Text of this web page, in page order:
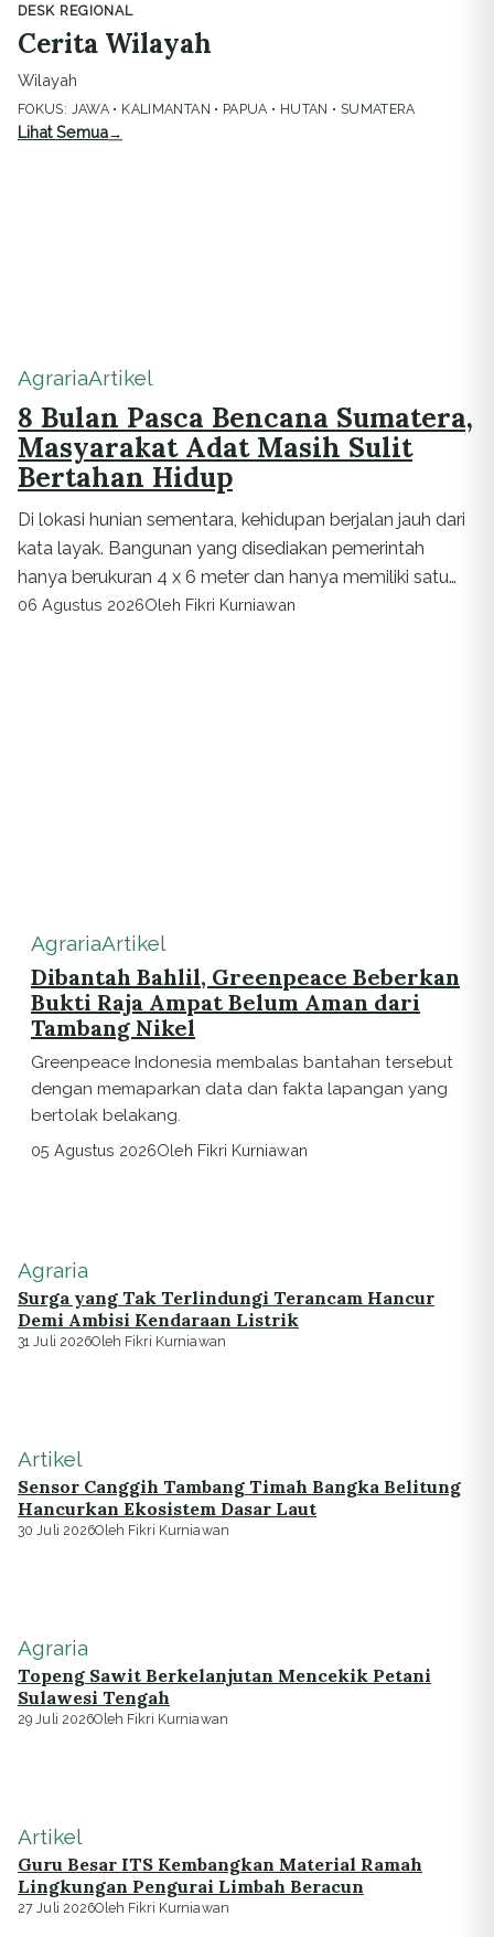
DESK REGIONAL
Cerita Wilayah
Wilayah
FOKUS: JAWA • KALIMANTAN • PAPUA • HUTAN • SUMATERA
Lihat Semua
AgrariaArtikel
8 Bulan Pasca Bencana Sumatera,
Masyarakat Adat Masih Sulit
Bertahan Hidup
Di lokasi hunian sementara, kehidupan berjalan jauh dari
kata layak. Bangunan yang disediakan pemerintah
hanya berukuran 4 x 6 meter dan hanya memiliki satu
kamar tidur.
06 Agustus 2026Oleh Fikri Kurniawan
AgrariaArtikel
Dibantah Bahlil, Greenpeace Beberkan
Bukti Raja Ampat Belum Aman dari
Tambang Nikel
Greenpeace Indonesia membalas bantahan tersebut
dengan memaparkan data dan fakta lapangan yang
bertolak belakang.
05 Agustus 2026Oleh Fikri Kurniawan
Agraria
Surga yang Tak Terlindungi Terancam Hancur
Demi Ambisi Kendaraan Listrik
31 Juli 2026Oleh Fikri Kurniawan
Artikel
Sensor Canggih Tambang Timah Bangka Belitung
Hancurkan Ekosistem Dasar Laut
30 Juli 2026Oleh Fikri Kurniawan
Agraria
Topeng Sawit Berkelanjutan Mencekik Petani
Sulawesi Tengah
29 Juli 2026Oleh Fikri Kurniawan
Artikel
Guru Besar ITS Kembangkan Material Ramah
Lingkungan Pengurai Limbah Beracun
27 Juli 2026Oleh Fikri Kurniawan